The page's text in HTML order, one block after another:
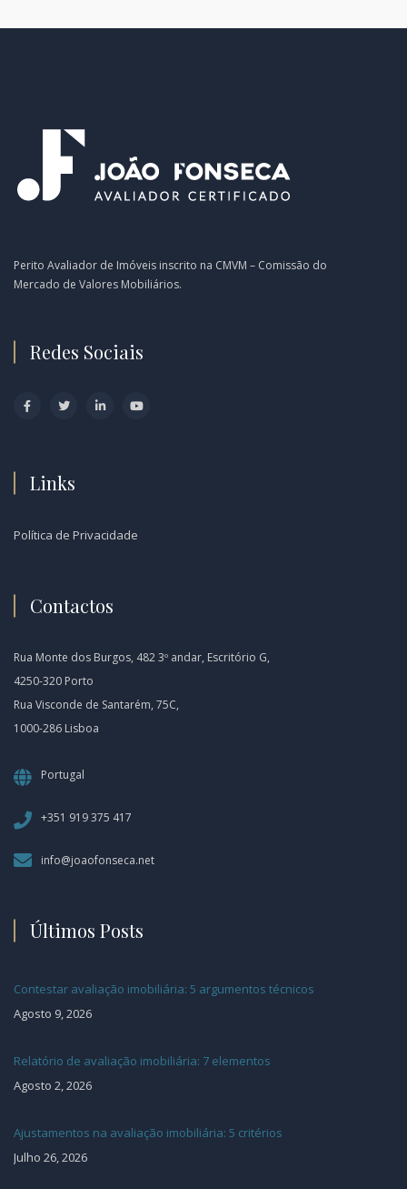
Perito Avaliador de Imóveis inscrito na CMVM – Comissão do
Mercado de Valores Mobiliários.
Redes Sociais
Links
Política de Privacidade
Contactos
Rua Monte dos Burgos, 482 3º andar, Escritório G,
4250-320 Porto
Rua Visconde de Santarém, 75C,
1000-286 Lisboa
Portugal
+351 919 375 417
info@joaofonseca.net
Últimos Posts
Contestar avaliação imobiliária: 5 argumentos técnicos
Agosto 9, 2026
Relatório de avaliação imobiliária: 7 elementos
Agosto 2, 2026
Ajustamentos na avaliação imobiliária: 5 critérios
Julho 26, 2026